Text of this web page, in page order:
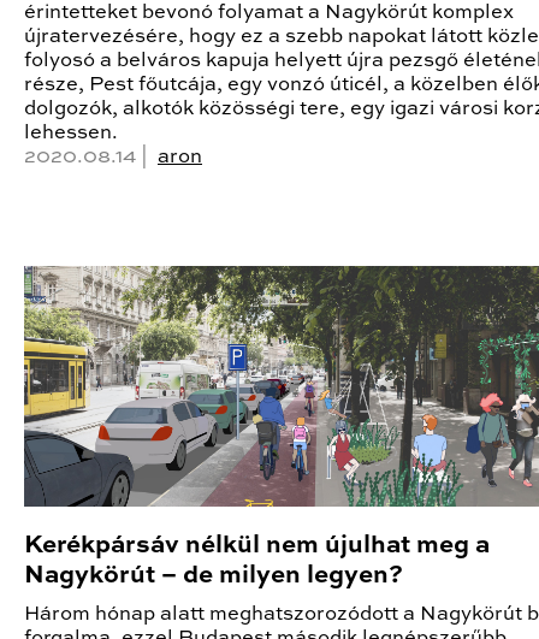
érintetteket bevonó folyamat a Nagykörút komplex
újratervezésére, hogy ez a szebb napokat látott
folyosó a belváros kapuja helyett újra pezsgő
része, Pest főutcája, egy vonzó úticél, a közelben
dolgozók, alkotók közösségi tere, egy igazi városi
lehessen.
2020.08.14 | aron
Kerékpársáv nélkül nem újulhat meg a
Nagykörút – de milyen legyen?
Három hónap alatt meghatszorozódott a Nagykörút